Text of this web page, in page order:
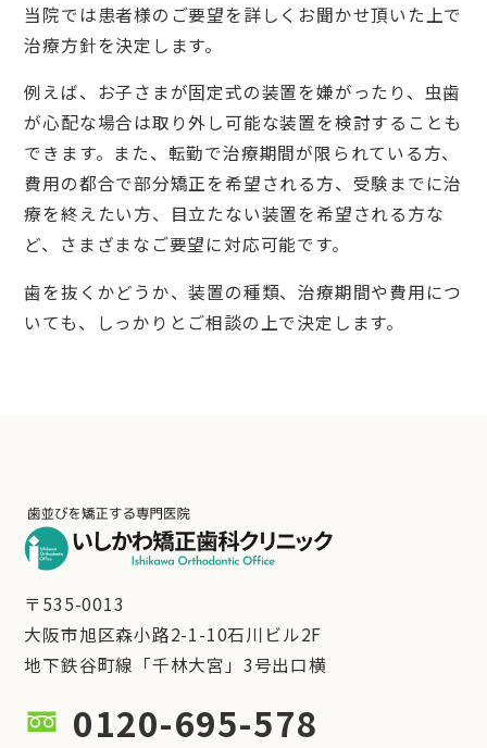
当院では患者様のご要望を詳しくお聞かせ頂いた上で
治療方針を決定します。
例えば、お子さまが固定式の装置を嫌がったり、虫歯
が心配な場合は取り外し可能な装置を検討することも
できます。また、転勤で治療期間が限られている方、
費用の都合で部分矯正を希望される方、受験までに治
療を終えたい方、目立たない装置を希望される方な
ど、さまざまなご要望に対応可能です。
歯を抜くかどうか、装置の種類、治療期間や費用につ
いても、しっかりとご相談の上で決定します。
〒535-0013
大阪市旭区森小路2-1-10石川ビル2F
地下鉄谷町線「千林大宮」3号出口横
0120-695-578